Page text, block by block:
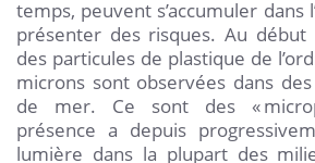
temps, peuvent s’accumuler dans
présenter des risques. Au début
des particules de plastique de
microns sont observées dans des
de mer. Ce sont des «
présence a depuis
lumière dans la plupart des